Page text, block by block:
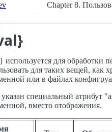
Chapter 8.
используется для
для таких вещей, как
или в файлах
специальный атрибут
вместо отображения.